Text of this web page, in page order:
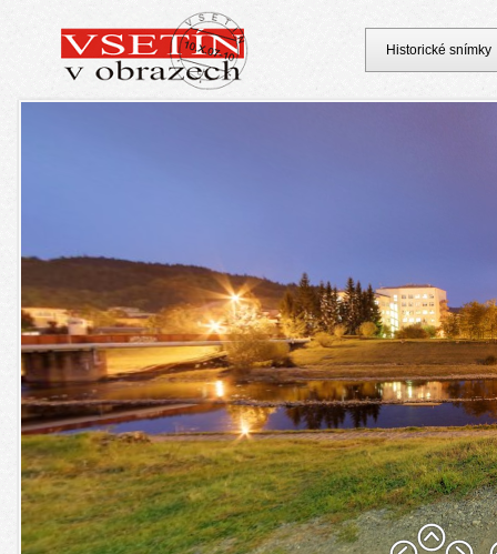
Historické snímky